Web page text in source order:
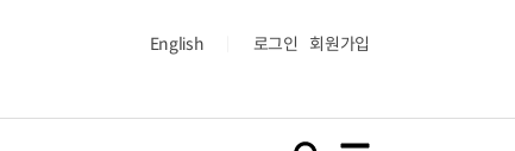
English 로그인 회원가입